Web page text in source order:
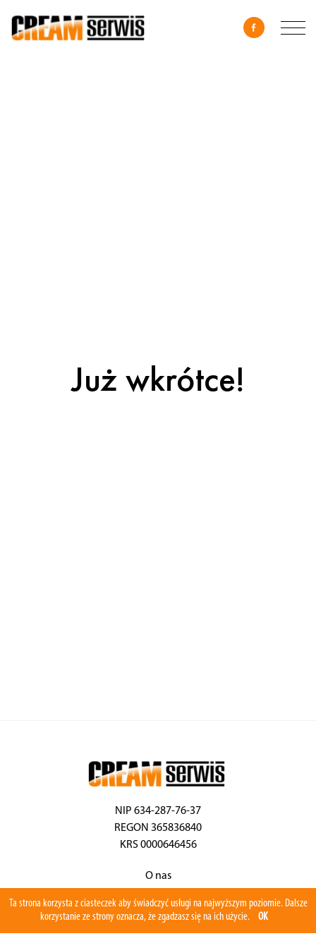
Już wkrótce!
NIP 634-287-76-37
REGON 365836840
KRS 0000646456
O nas
Serwis
Ta strona korzysta z ciasteczek aby świadczyć usługi na najwyższym poziomie. Dalsze
korzystanie ze strony oznacza, że zgadzasz się na ich użycie.
OK